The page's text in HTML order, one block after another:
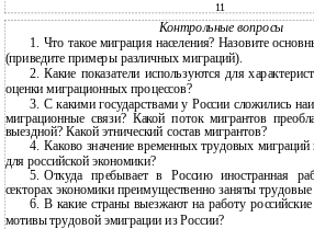
11
Контрольные вопросы
1. Что такое миграция населения? Назовите
(приведите примеры различных миграций).
2. Какие показатели используются для
оценки миграционных процессов?
3. С какими государствами у России сложились
миграционные связи? Какой поток мигрантов
выездной? Какой этнический состав мигрантов?
4. Каково значение временных трудовых
для российской экономики?
5. Откуда пребывает в Россию иностранная
секторах экономики преимущественно заняты
6. В какие страны выезжают на работу
мотивы трудовой эмиграции из России?